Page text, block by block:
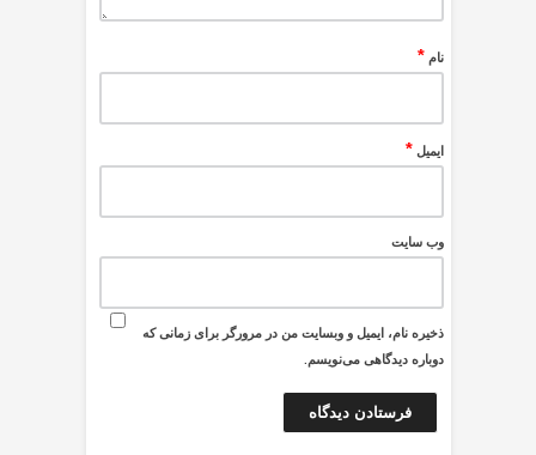
نام*
ایمیل*
وب‌ سایت
ذخیره نام، ایمیل و وبسایت من در مرورگر برای زمانی که
دوباره دیدگاهی می‌نویسم.